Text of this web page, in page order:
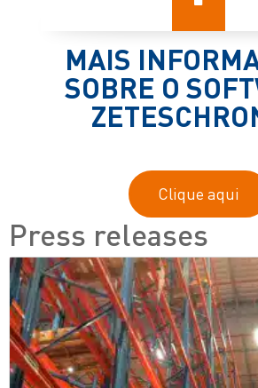
MAIS
SOBRE O
Clique aqui
Press releases